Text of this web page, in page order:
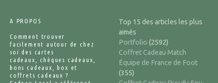
A PROPOS
Comment trouver
facilement autour de chez
soi des cartes
cadeaux, chèques cadeaux,
bons cadeaux, box et
coffrets cadeaux ?
Top 15 des articles les plus
aimés
Portfolio (2592)
Coffret Cadeau Match
Équipe de France de Foot
(355)